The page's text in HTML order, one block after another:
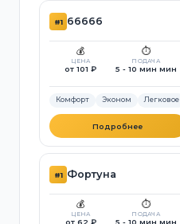
#1 66666
💰
ЦЕНА
от 101 ₽
⏱️
ПОДАЧА
5 - 10 мин мин
Комфорт Эконом Легковое
Подробнее
#1 Фортуна
💰
ЦЕНА
от 62 ₽
⏱️
ПОДАЧА
5 - 10 мин мин